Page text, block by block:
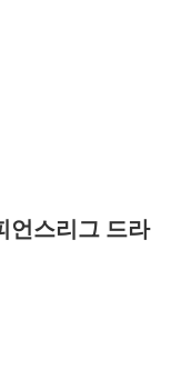
언스리그 드라